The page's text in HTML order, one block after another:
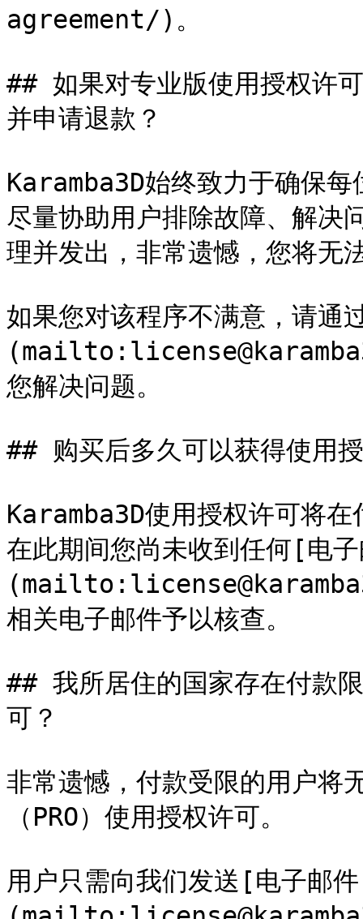
agreement/)。
## 如果对专业版使用授权许
并申请退款？
Karamba3D始终致力于确保
尽量协助用户排除故障、解决
理并发出，非常遗憾，您将无
如果您对该程序不满意，请
您解决问题。
## 购买后多久可以获得使用
Karamba3D使用授权许可将
在此期间您尚未收到任何[电
相关电子邮件予以核查。
## 我所居住的国家存在付款
可？
非常遗憾，付款受限的用户将
（PRO）使用授权许可。
用户只需向我们发送[电子邮